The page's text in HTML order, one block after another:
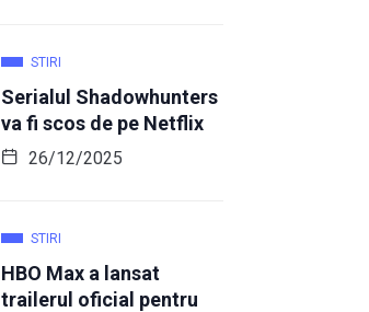
STIRI
Serialul Shadowhunters
va fi scos de pe Netflix
26/12/2025
STIRI
HBO Max a lansat
trailerul oficial pentru